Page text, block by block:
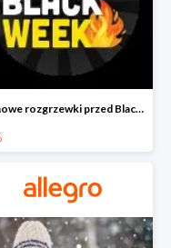
Cenowe rozgrzewki przed Black Friday na Allegro do -80%